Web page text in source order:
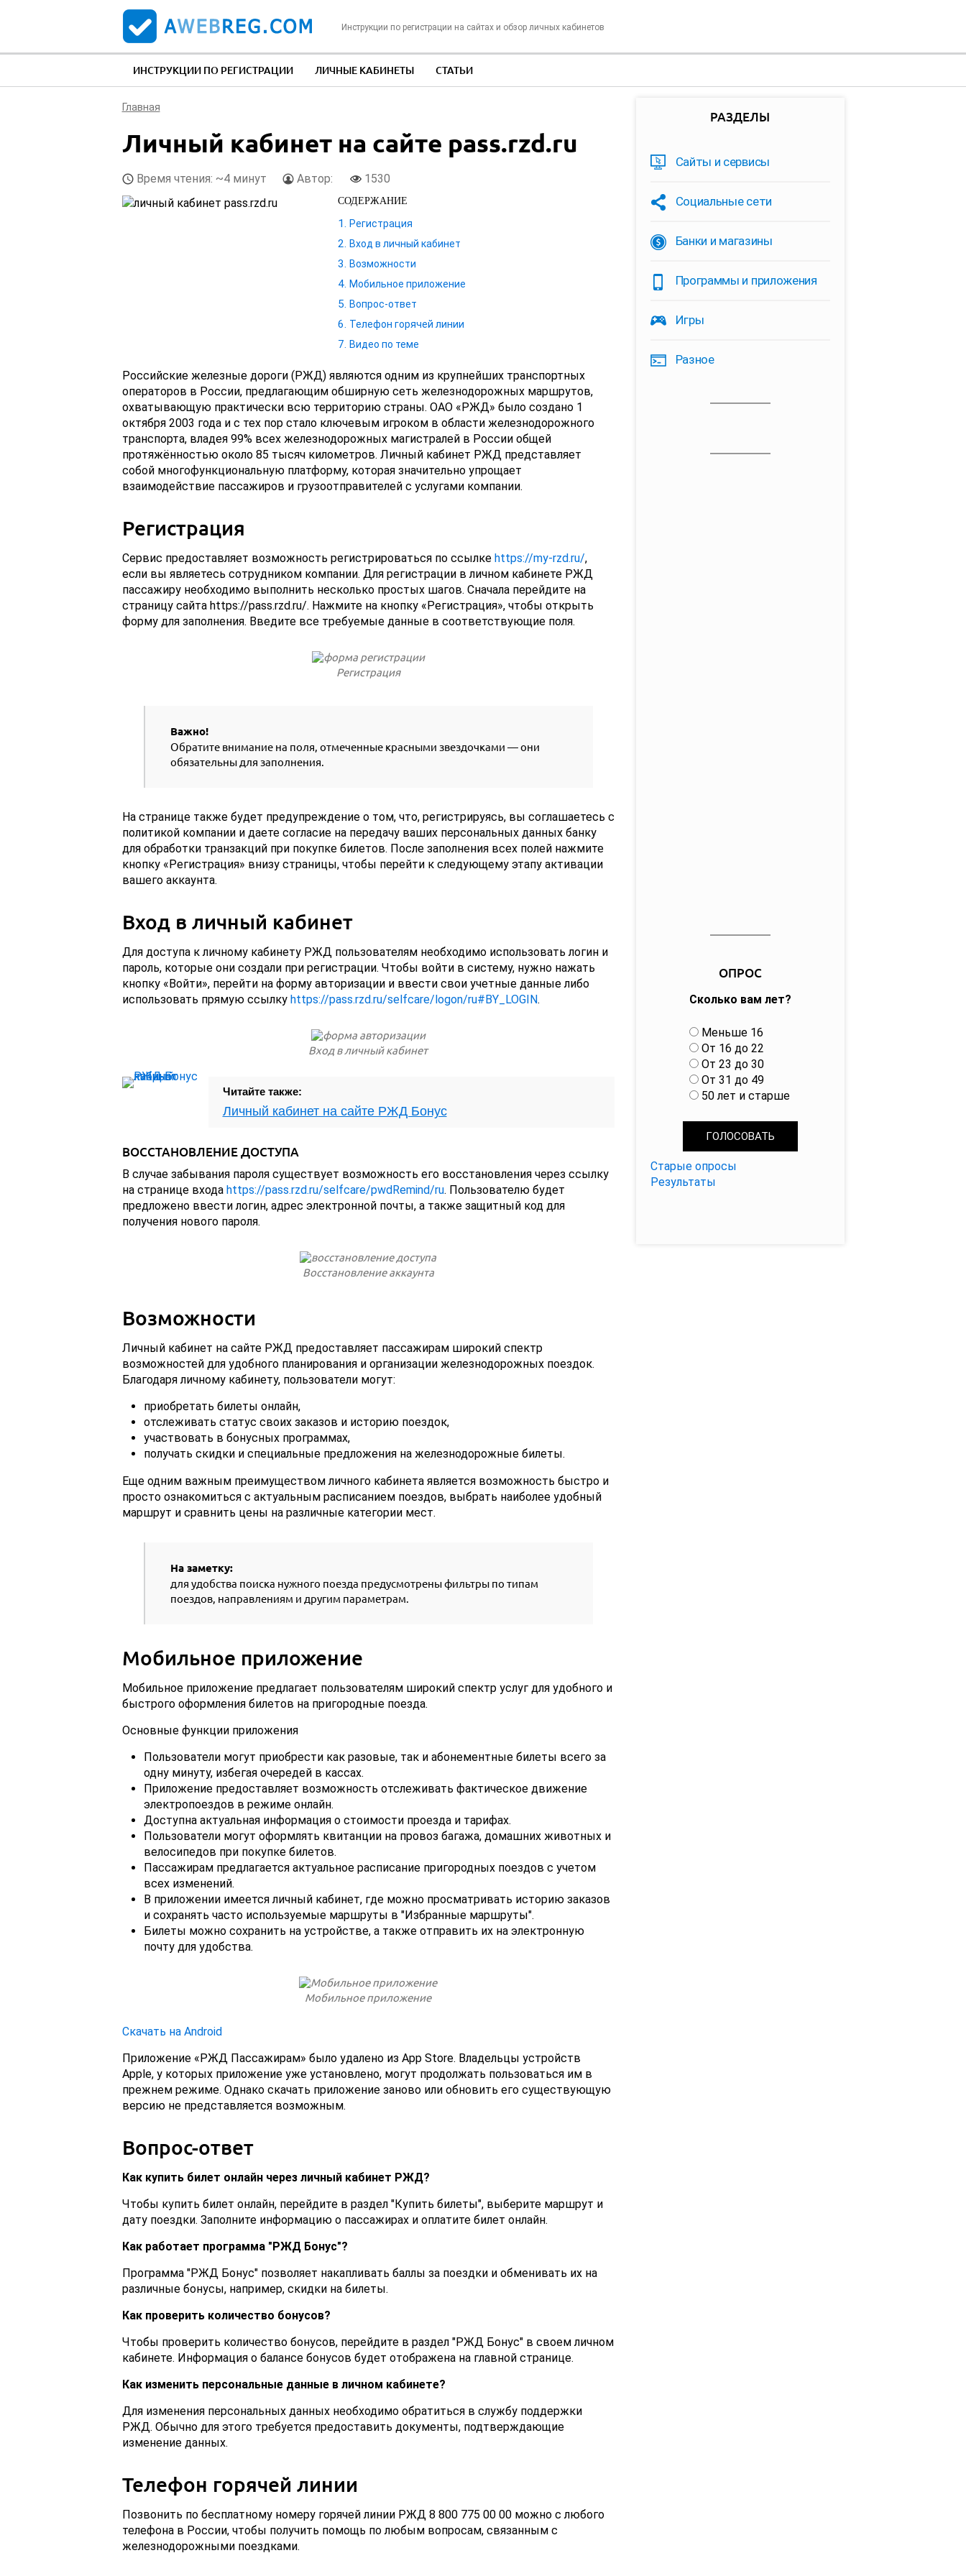
Инструкции по регистрации на сайтах и обзор личных кабинетов
ИНСТРУКЦИИ ПО РЕГИСТРАЦИИ ЛИЧНЫЕ КАБИНЕТЫ СТАТЬИ
Главная
Личный кабинет на сайте pass.rzd.ru
Время чтения: ~4 минут Автор: 1530
СОДЕРЖАНИЕ
Регистрация
Вход в личный кабинет
Возможности
Мобильное приложение
Вопрос-ответ
Телефон горячей линии
Видео по теме
Российские железные дороги (РЖД) являются одним из крупнейших транспортных
операторов в России, предлагающим обширную сеть железнодорожных маршрутов,
охватывающую практически всю территорию страны. ОАО «РЖД» было создано 1
октября 2003 года и с тех пор стало ключевым игроком в области железнодорожного
транспорта, владея 99% всех железнодорожных магистралей в России общей
протяжённостью около 85 тысяч километров. Личный кабинет РЖД представляет
собой многофункциональную платформу, которая значительно упрощает
взаимодействие пассажиров и грузоотправителей с услугами компании.
Регистрация
Сервис предоставляет возможность регистрироваться по ссылке https://my-rzd.ru/,
если вы являетесь сотрудником компании. Для регистрации в личном кабинете РЖД
пассажиру необходимо выполнить несколько простых шагов. Сначала перейдите на
страницу сайта https://pass.rzd.ru/. Нажмите на кнопку «Регистрация», чтобы открыть
форму для заполнения. Введите все требуемые данные в соответствующие поля.
Регистрация
Важно!
Обратите внимание на поля, отмеченные красными звездочками — они
обязательны для заполнения.
На странице также будет предупреждение о том, что, регистрируясь, вы соглашаетесь с
политикой компании и даете согласие на передачу ваших персональных данных банку
для обработки транзакций при покупке билетов. После заполнения всех полей нажмите
кнопку «Регистрация» внизу страницы, чтобы перейти к следующему этапу активации
вашего аккаунта.
Вход в личный кабинет
Для доступа к личному кабинету РЖД пользователям необходимо использовать логин и
пароль, которые они создали при регистрации. Чтобы войти в систему, нужно нажать
кнопку «Войти», перейти на форму авторизации и ввести свои учетные данные либо
использовать прямую ссылку https://pass.rzd.ru/selfcare/logon/ru#BY_LOGIN.
Вход в личный кабинет
Читайте также:
Личный кабинет на сайте РЖД Бонус
ВОССТАНОВЛЕНИЕ ДОСТУПА
В случае забывания пароля существует возможность его восстановления через ссылку
на странице входа https://pass.rzd.ru/selfcare/pwdRemind/ru. Пользователю будет
предложено ввести логин, адрес электронной почты, а также защитный код для
получения нового пароля.
Восстановление аккаунта
Возможности
Личный кабинет на сайте РЖД предоставляет пассажирам широкий спектр
возможностей для удобного планирования и организации железнодорожных поездок.
Благодаря личному кабинету, пользователи могут:
приобретать билеты онлайн,
отслеживать статус своих заказов и историю поездок,
участвовать в бонусных программах,
получать скидки и специальные предложения на железнодорожные билеты.
Еще одним важным преимуществом личного кабинета является возможность быстро и
просто ознакомиться с актуальным расписанием поездов, выбрать наиболее удобный
маршрут и сравнить цены на различные категории мест.
На заметку:
для удобства поиска нужного поезда предусмотрены фильтры по типам
поездов, направлениям и другим параметрам.
Мобильное приложение
Мобильное приложение предлагает пользователям широкий спектр услуг для удобного и
быстрого оформления билетов на пригородные поезда.
Основные функции приложения
Пользователи могут приобрести как разовые, так и абонементные билеты всего за
одну минуту, избегая очередей в кассах.
Приложение предоставляет возможность отслеживать фактическое движение
электропоездов в режиме онлайн.
Доступна актуальная информация о стоимости проезда и тарифах.
Пользователи могут оформлять квитанции на провоз багажа, домашних животных и
велосипедов при покупке билетов.
Пассажирам предлагается актуальное расписание пригородных поездов с учетом
всех изменений.
В приложении имеется личный кабинет, где можно просматривать историю заказов
и сохранять часто используемые маршруты в "Избранные маршруты".
Билеты можно сохранить на устройстве, а также отправить их на электронную
почту для удобства.
Мобильное приложение
Скачать на Android
Приложение «РЖД Пассажирам» было удалено из App Store. Владельцы устройств
Apple, у которых приложение уже установлено, могут продолжать пользоваться им в
прежнем режиме. Однако скачать приложение заново или обновить его существующую
версию не представляется возможным.
Вопрос-ответ
Как купить билет онлайн через личный кабинет РЖД?
Чтобы купить билет онлайн, перейдите в раздел "Купить билеты", выберите маршрут и
дату поездки. Заполните информацию о пассажирах и оплатите билет онлайн.
Как работает программа "РЖД Бонус"?
Программа "РЖД Бонус" позволяет накапливать баллы за поездки и обменивать их на
различные бонусы, например, скидки на билеты.
Как проверить количество бонусов?
Чтобы проверить количество бонусов, перейдите в раздел "РЖД Бонус" в своем личном
кабинете. Информация о балансе бонусов будет отображена на главной странице.
Как изменить персональные данные в личном кабинете?
Для изменения персональных данных необходимо обратиться в службу поддержки
РЖД. Обычно для этого требуется предоставить документы, подтверждающие
изменение данных.
Телефон горячей линии
Позвонить по бесплатному номеру горячей линии РЖД 8 800 775 00 00 можно с любого
телефона в России, чтобы получить помощь по любым вопросам, связанным с
железнодорожными поездками.
РАЗДЕЛЫ
Сайты и сервисы
Социальные сети
Банки и магазины
Программы и приложения
Игры
Разное
ОПРОС
Сколько вам лет?
В
а
р
и
а
Меньше 16
От 16 до 22
От 23 до 30
От 31 до 49
50 лет и старше
Старые опросы
Результаты